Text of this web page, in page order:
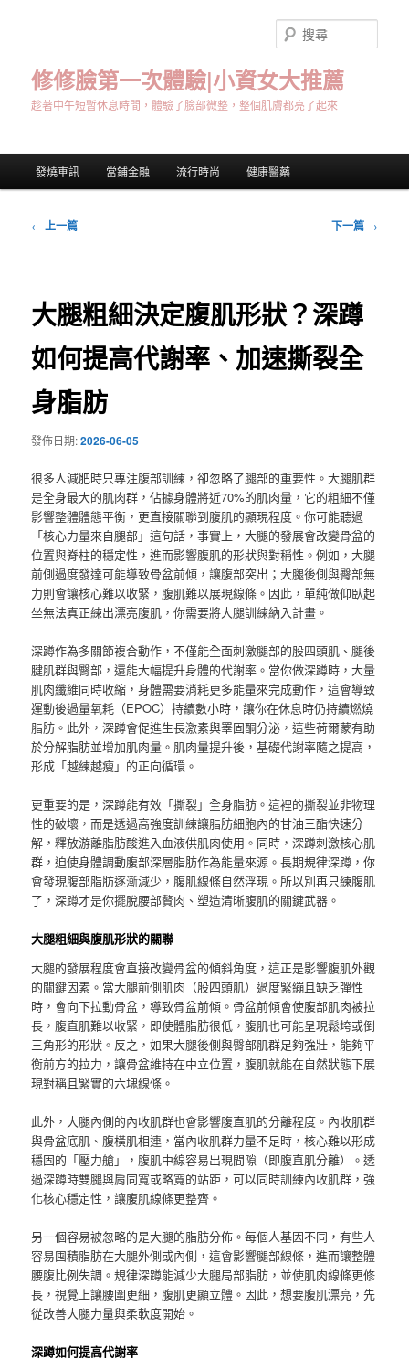
修修臉第一次體驗|小資女大推薦
趁著中午短暫休息時間，體驗了臉部微整，整個肌膚都亮了起來
尋
發燒車訊 當鋪金融 流行時尚 健康醫藥
文
← 上一篇 下一篇 →
大腿粗細決定腹肌形狀？深蹲
如何提高代謝率、加速撕裂全
身脂肪
發佈日期:2026-06-05
很多人減肥時只專注腹部訓練，卻忽略了腿部的重要性。大腿肌群
是全身最大的肌肉群，佔據身體將近70%的肌肉量，它的粗細不僅
影響整體體態平衡，更直接關聯到腹肌的顯現程度。你可能聽過
「核心力量來自腿部」這句話，事實上，大腿的發展會改變骨盆的
位置與脊柱的穩定性，進而影響腹肌的形狀與對稱性。例如，大腿
前側過度發達可能導致骨盆前傾，讓腹部突出；大腿後側與臀部無
力則會讓核心難以收緊，腹肌難以展現線條。因此，單純做仰臥起
坐無法真正練出漂亮腹肌，你需要將大腿訓練納入計畫。
深蹲作為多關節複合動作，不僅能全面刺激腿部的股四頭肌、腿後
腱肌群與臀部，還能大幅提升身體的代謝率。當你做深蹲時，大量
肌肉纖維同時收縮，身體需要消耗更多能量來完成動作，這會導致
運動後過量氧耗（EPOC）持續數小時，讓你在休息時仍持續燃燒
脂肪。此外，深蹲會促進生長激素與睪固酮分泌，這些荷爾蒙有助
於分解脂肪並增加肌肉量。肌肉量提升後，基礎代謝率隨之提高，
形成「越練越瘦」的正向循環。
更重要的是，深蹲能有效「撕裂」全身脂肪。這裡的撕裂並非物理
性的破壞，而是透過高強度訓練讓脂肪細胞內的甘油三酯快速分
解，釋放游離脂肪酸進入血液供肌肉使用。同時，深蹲刺激核心肌
群，迫使身體調動腹部深層脂肪作為能量來源。長期規律深蹲，你
會發現腹部脂肪逐漸減少，腹肌線條自然浮現。所以別再只練腹肌
了，深蹲才是你擺脫腰部贅肉、塑造清晰腹肌的關鍵武器。
大腿粗細與腹肌形狀的關聯
大腿的發展程度會直接改變骨盆的傾斜角度，這正是影響腹肌外觀
的關鍵因素。當大腿前側肌肉（股四頭肌）過度緊繃且缺乏彈性
時，會向下拉動骨盆，導致骨盆前傾。骨盆前傾會使腹部肌肉被拉
長，腹直肌難以收緊，即使體脂肪很低，腹肌也可能呈現鬆垮或倒
三角形的形狀。反之，如果大腿後側與臀部肌群足夠強壯，能夠平
衡前方的拉力，讓骨盆維持在中立位置，腹肌就能在自然狀態下展
現對稱且緊實的六塊線條。
此外，大腿內側的內收肌群也會影響腹直肌的分離程度。內收肌群
與骨盆底肌、腹橫肌相連，當內收肌群力量不足時，核心難以形成
穩固的「壓力艙」，腹肌中線容易出現間隙（即腹直肌分離）。透
過深蹲時雙腿與肩同寬或略寬的站距，可以同時訓練內收肌群，強
化核心穩定性，讓腹肌線條更整齊。
另一個容易被忽略的是大腿的脂肪分佈。每個人基因不同，有些人
容易囤積脂肪在大腿外側或內側，這會影響腿部線條，進而讓整體
腰腹比例失調。規律深蹲能減少大腿局部脂肪，並使肌肉線條更修
長，視覺上讓腰圍更細，腹肌更顯立體。因此，想要腹肌漂亮，先
從改善大腿力量與柔軟度開始。
深蹲如何提高代謝率